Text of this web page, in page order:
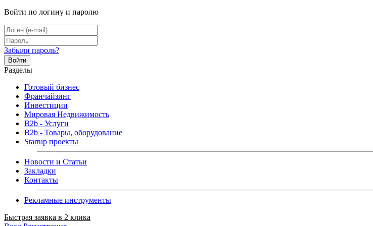
Войти по логину и паролю
Забыли пароль?
Войти
Разделы
Готовый бизнес
Франчайзинг
Инвестиции
Мировая Недвижимость
B2b - Услуги
B2b - Товары, оборудование
Startup проекты
Новости и Статьи
Закладки
Контакты
Рекламные инструменты
Быстрая заявка в 2 клика